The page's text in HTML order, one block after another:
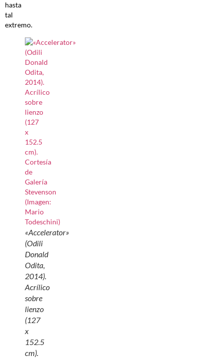
hasta
tal
extremo.
«Accelerator»
(Odili
Donald
Odita,
2014).
Acrílico
sobre
lienzo
(127
x
152.5
cm).